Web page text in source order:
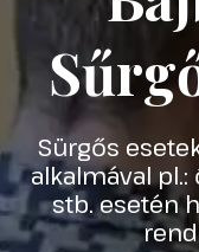
Sürgős
alkalmával
stb. esetén